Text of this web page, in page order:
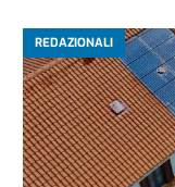
REDAZIONALI